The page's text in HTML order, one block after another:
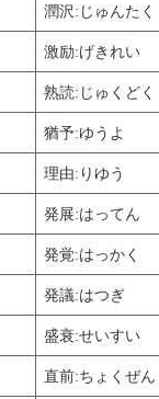
潤沢:じゅんたく
激励:げきれい
熟読:じゅくどく
猶予:ゆうよ
理由:りゆう
発展:はってん
発覚:はっかく
発議:はつぎ
盛衰:せいすい
直前:ちょくぜん